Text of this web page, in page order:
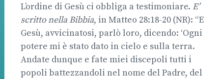
L’ordine di Gesù ci obbliga a testimoniare. E’
scritto nella Bibbia, in Matteo 28:18-20 (NR): “E
Gesù, avvicinatosi, parlò loro, dicendo: ‘Ogni
potere mi è stato dato in cielo e sulla terra.
Andate dunque e fate miei discepoli tutti i
popoli battezzandoli nel nome del Padre, del